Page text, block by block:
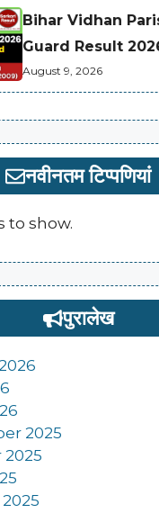
Bihar Vidhan
Guard Result
August 9, 2026
नवीनतम टिप्पणियां
to show.
पुरालेख
2025